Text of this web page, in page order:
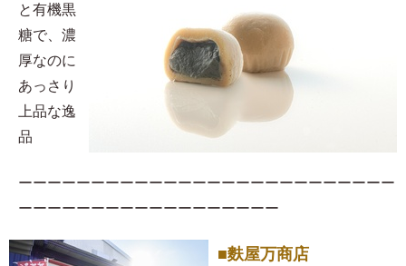
と有機黒
糖で、濃
厚なのに
あっさり
上品な逸
品
ーーーーーーーーーーーーーーーーーーーーーーーーーー
ーーーーーーーーーーーーーーーーーー
■麩屋万商店